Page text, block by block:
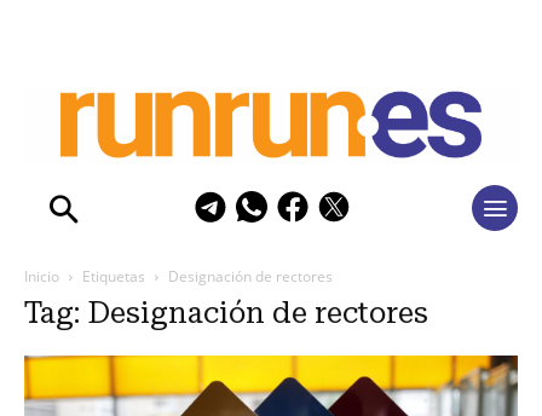
Inicio Etiquetas Designación de rectores
Tag: Designación de rectores